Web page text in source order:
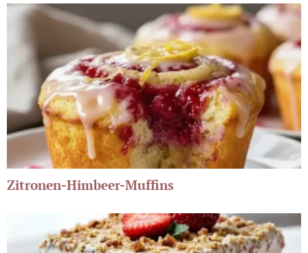
Zitronen-Himbeer-Muffins